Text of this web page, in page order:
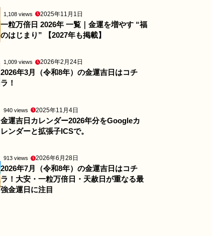
1,108 views 2025年11月1日
一粒万倍日 2026年 一覧｜金運を増やす “福
のはじまり” 【2027年も掲載】
1,009 views 2026年2月24日
2026年3月（令和8年）の金運吉日はコチ
ラ！
940 views 2025年11月4日
金運吉日カレンダー2026年分をGoogleカ
レンダーと拡張子ICSで。
913 views 2026年6月28日
2026年7月（令和8年）の金運吉日はコチ
ラ！大安・一粒万倍日・天赦日が重なる最
強金運日に注目